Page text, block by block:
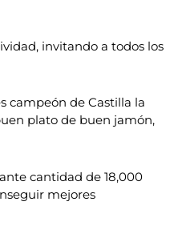
invitando a todos los
campeón de Castilla la
plato de buen jamón,
cantidad de 18,000
mejores